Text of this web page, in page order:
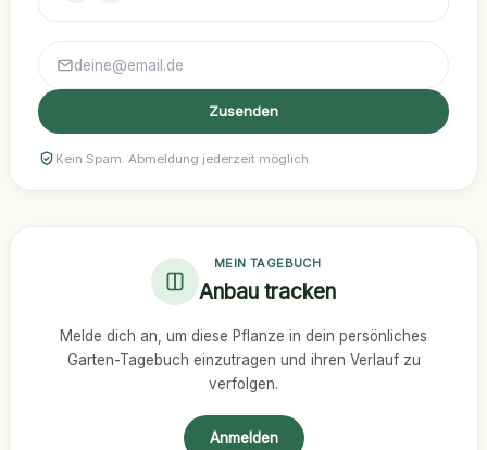
Zusenden
Kein Spam. Abmeldung jederzeit möglich.
MEIN TAGEBUCH
Anbau tracken
Melde dich an, um diese Pflanze in dein persönliches
Garten-Tagebuch einzutragen und ihren Verlauf zu
verfolgen.
Anmelden